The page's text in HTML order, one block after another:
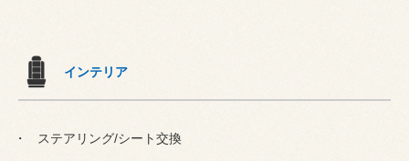
インテリア
ステアリング/シート交換